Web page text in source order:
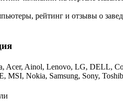
рейтинг и отзывы о
Acer, Ainol, Lenovo, LG, DELL,
MSI, Nokia, Samsung, Sony,